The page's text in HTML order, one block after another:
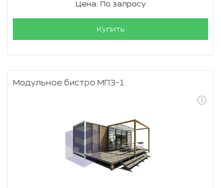
Цена: По запросу
Купить
Модульное бистро МПЗ-1